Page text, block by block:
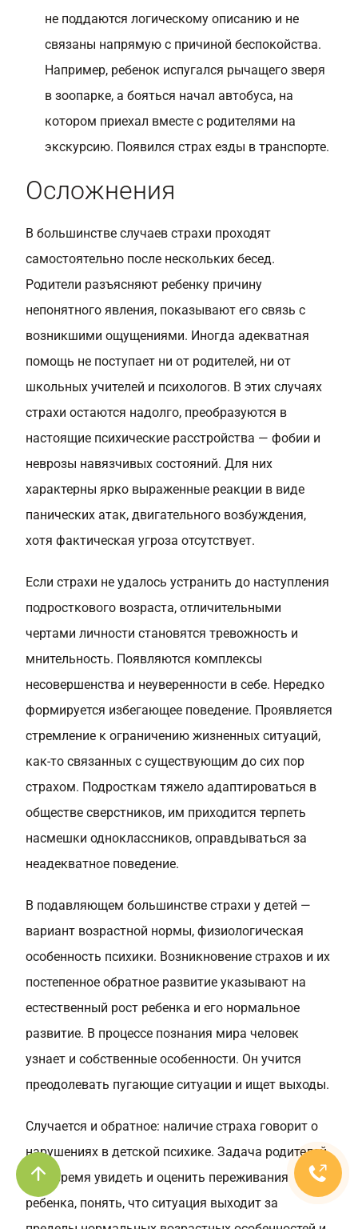
не поддаются логическому описанию и не
связаны напрямую с причиной беспокойства.
Например, ребенок испугался рычащего зверя
в зоопарке, а бояться начал автобуса, на
котором приехал вместе с родителями на
экскурсию. Появился страх езды в транспорте.
Осложнения
В большинстве случаев страхи проходят
самостоятельно после нескольких бесед.
Родители разъясняют ребенку причину
непонятного явления, показывают его связь с
возникшими ощущениями. Иногда адекватная
помощь не поступает ни от родителей, ни от
школьных учителей и психологов. В этих случаях
страхи остаются надолго, преобразуются в
настоящие психические расстройства — фобии и
неврозы навязчивых состояний. Для них
характерны ярко выраженные реакции в виде
панических атак, двигательного возбуждения,
хотя фактическая угроза отсутствует.
Если страхи не удалось устранить до наступления
подросткового возраста, отличительными
чертами личности становятся тревожность и
мнительность. Появляются комплексы
несовершенства и неуверенности в себе. Нередко
формируется избегающее поведение. Проявляется
стремление к ограничению жизненных ситуаций,
как-то связанных с существующим до сих пор
страхом. Подросткам тяжело адаптироваться в
обществе сверстников, им приходится терпеть
насмешки одноклассников, оправдываться за
неадекватное поведение.
В подавляющем большинстве страхи у детей —
вариант возрастной нормы, физиологическая
особенность психики. Возникновение страхов и их
постепенное обратное развитие указывают на
естественный рост ребенка и его нормальное
развитие. В процессе познания мира человек
узнает и собственные особенности. Он учится
преодолевать пугающие ситуации и ищет выходы.
Случается и обратное: наличие страха говорит о
нарушениях в детской психике. Задача родителей
— вовремя увидеть и оценить переживания
ребенка, понять, что ситуация выходит за